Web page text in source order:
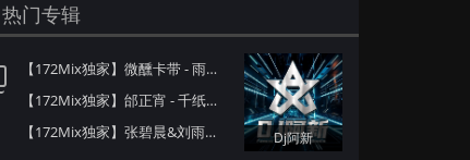
热门专辑
【172Mix独家】微醺卡带 - 雨爱(Dj阿新 Electro Mix国语女)
【172Mix独家】邰正宵 - 千纸鹤(Dj阿新 Electro Mix国语男)
【172Mix独家】张碧晨&刘雨昕 - 匿名的好友 Live(Dj阿新 Electro Mix国语女)
Dj阿新